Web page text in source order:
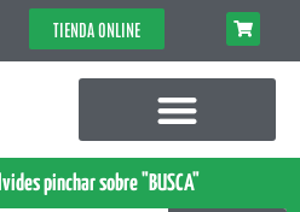
TIENDA ONLINE
pinchar sobre "BUSCA"